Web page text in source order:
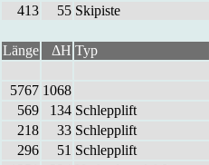
413 55 Ski­pis­te
Länge ΔH Typ
5767 1068
569 134 Schlepp­lift
218 33 Schlepp­lift
296 51 Schlepp­lift